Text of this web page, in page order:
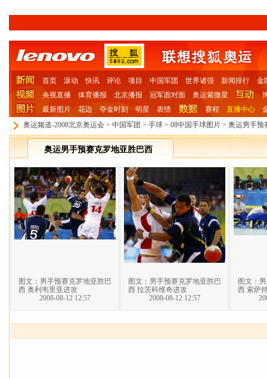
首页 滚动 快讯 评论 项目 中国军团 世界诸强 新闻排行
金
央视直播
体育播报 北京播报 冠军面对面 奥运紫微星
最新图片
花边 夺金时刻 明星 表情 赛程 直播中心
奥运频道-2008北京奥运会 > 中国军团 > 手球 > 08中国手球图片 > 奥运男手预
奥运男手预赛克罗地亚胜巴西
图文：男手预赛克罗地亚胜巴
西 奥利韦里亚进攻
2008-08-12 12:57
图文：男手预赛克罗地亚胜巴
西 拉茨科维奇进攻
2008-08-12 12:57
图文：
西 索萨